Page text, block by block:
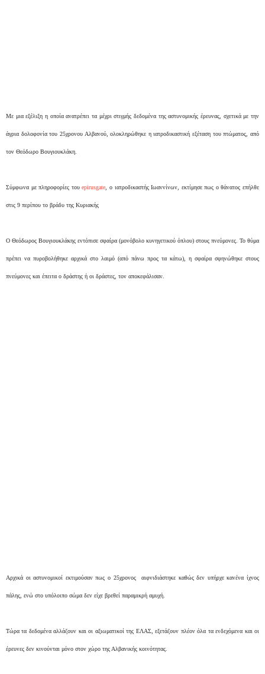
Με μια εξέλιξη η οποία ανατρέπει τα μέχρι στιγμής δεδομένα της αστυνομικής έρευνας, σχετικά με την
άγρια δολοφονία του 25χρονου Αλβανού, ολοκληρώθηκε η ιατροδικαστική εξέταση του πτώματος, από
τον Θεόδωρο Βουγιουκλάκη.
Σύμφωνα με πληροφορίες τουepirusgate , ο ιατροδικαστής Ιωαννίνων, εκτίμησε πως ο θάνατος επήλθε
στις 9 περίπου το βράδυ της Κυριακής
Ο Θεόδωρος Βουγιουκλάκης εντόπισε σφαίρα (μονόβολο κυνηγετικού όπλου) στους πνεύμονες. Το θύμα
πρέπει να πυροβολήθηκε αρχικά στο λαιμό (από πάνω προς τα κάτω), η σφαίρα σφηνώθηκε στους
πνεύμονες και έπειτα ο δράστης ή οι δράστες, τον αποκεφάλισαν.
Αρχικά οι αστυνομικοί εκτιμούσαν πως ο 25χρονος αιφνιδιάστηκε καθώς δεν υπήρχε κανένα ίχνος
πάλης, ενώ στο υπόλοιπο σώμα δεν είχε βρεθεί παραμικρή αμυχή.
Τώρα τα δεδομένα αλλάζουν και οι αξιωματικοί της ΕΛΑΣ, εξετάζουν πλέον όλα τα ενδεχόμενα και οι
έρευνες δεν κινούνται μόνο στον χώρο της Αλβανικής κοινότητας.